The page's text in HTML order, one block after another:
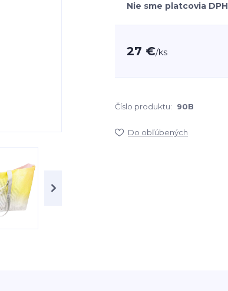
Nie sme platcovia DPH
27 €/ks
Číslo produktu: 90B
Do obľúbených